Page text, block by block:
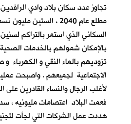
تجاوز عدد سكان بلاد وادي
مطلع عام 2040 ، الستين
السكاني الذي استمر بالتراكم
بالإمكان شمولهم بالخدمات الصحية
تزوديهم بالماء النقي و الكهرباء و
الاجتماعية لجميعهم . واصبحت
لأغلب الرجال والنساء القادرين على
فعمت البلاد اعتصامات مليونيه ،
هددت عمل الشركات التي لجأت